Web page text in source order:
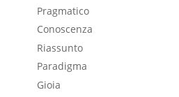
Pragmatico
Conoscenza
Riassunto
Paradigma
Gioia